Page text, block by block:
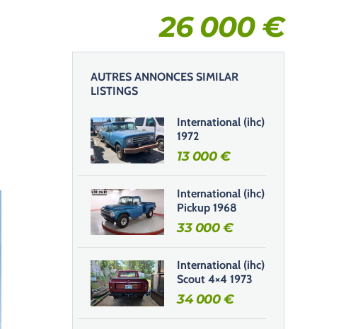
26 000€
AUTRES ANNONCES SIMILAR
LISTINGS
International (ihc)
1972
13 000€
International (ihc)
Pickup 1968
33 000€
International (ihc)
Scout 4×4 1973
34 000€